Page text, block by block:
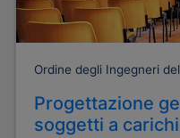
Ordine degli Ingegneri
Progettazione
soggetti a